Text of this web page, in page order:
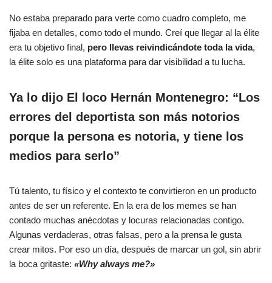
No estaba preparado para verte como cuadro completo, me
fijaba en detalles, como todo el mundo. Creí que llegar al la élite
era tu objetivo final, pero llevas reivindicándote toda la vida,
la élite solo es una plataforma para dar visibilidad a tu lucha.
Ya lo dijo El loco Hernán Montenegro: “Los
errores del deportista son más notorios
porque la persona es notoria, y tiene los
medios para serlo”
Tú talento, tu físico y el contexto te convirtieron en un producto
antes de ser un referente. En la era de los memes se han
contado muchas anécdotas y locuras relacionadas contigo.
Algunas verdaderas, otras falsas, pero a la prensa le gusta
crear mitos. Por eso un día, después de marcar un gol, sin abrir
la boca gritaste: «Why always me?»